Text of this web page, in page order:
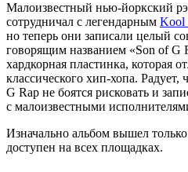
Малоизвестный нью-йоркский
сотрудничал с легендарным Kool
но теперь они записали целый
говорящим названием «Son of G
хардкорная пластинка, которая
классического хип-хопа. Радует,
G Rap не боятся рисковать и
с малоизвестными
Изначально альбом вышел
доступен на всех площадках.